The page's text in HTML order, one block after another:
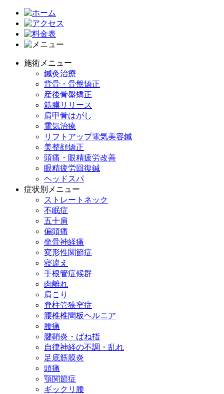
施術メニュー
鍼灸治療
背骨・骨盤矯正
産後骨盤矯正
筋膜リリース
肩甲骨はがし
電気治療
リフトアップ電気美容鍼
美整顔矯正
頭痛・眼精疲労改善
眼精疲労回復鍼
ヘッドスパ
症状別メニュー
ストレートネック
不眠症
五十肩
偏頭痛
坐骨神経痛
変形性関節症
寝違え
手根管症候群
肉離れ
肩こり
脊柱管狭窄症
腰椎椎間板ヘルニア
腰痛
腱鞘炎・ばね指
自律神経の不調・乱れ
足底筋膜炎
頭痛
顎関節症
ギックリ腰